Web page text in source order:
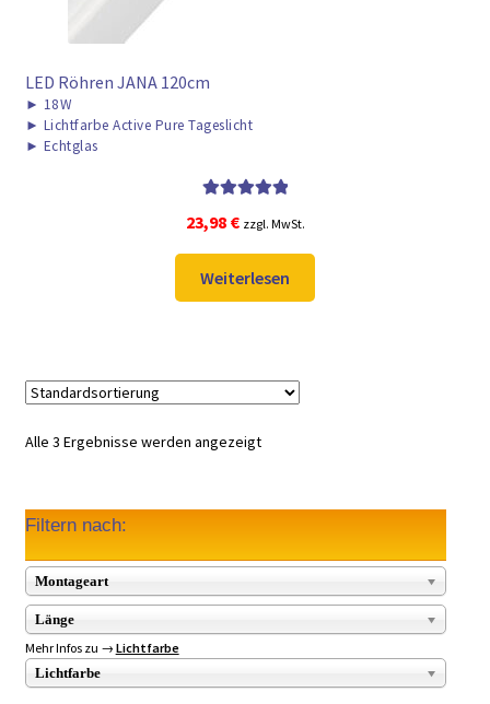
LED Röhren JANA 120cm
► 18W
► Lichtfarbe Active Pure Tageslicht
► Echtglas
von 5
23,98 € zzgl. MwSt.
Weiterlesen
Alle 3 Ergebnisse werden angezeigt
Filtern nach:
Montageart
Länge
Mehr Infos zu → Lichtfarbe
Lichtfarbe